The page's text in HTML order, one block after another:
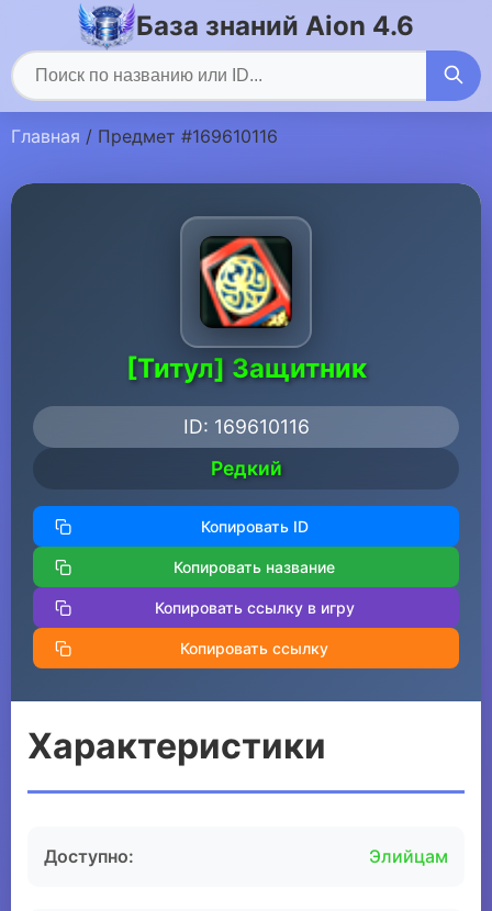
База знаний Aion 4.6
Главная / Предмет #169610116
[Титул] Защитник
ID: 169610116
Редкий
Копировать ID
Копировать название
Копировать ссылку в игру
Копировать ссылку
Характеристики
Доступно: Элийцам